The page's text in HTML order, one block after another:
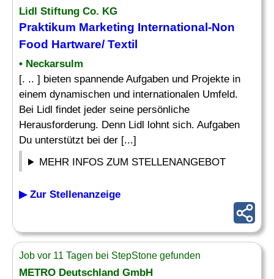
Lidl Stiftung Co. KG
Praktikum Marketing International-Non
Food Hartware/ Textil
• Neckarsulm
[. .. ] bieten spannende Aufgaben und Projekte in
einem dynamischen und internationalen Umfeld.
Bei Lidl findet jeder seine persönliche
Herausforderung. Denn Lidl lohnt sich. Aufgaben
Du unterstützt bei der [...]
MEHR INFOS ZUM STELLENANGEBOT
▶ Zur Stellenanzeige
Job vor 11 Tagen bei StepStone gefunden
METRO Deutschland GmbH